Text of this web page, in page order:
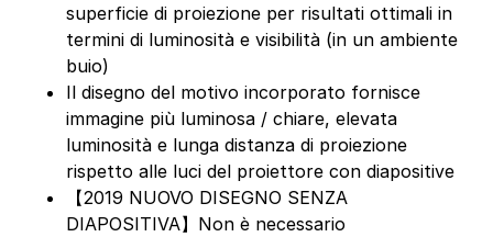
superficie di proiezione per risultati ottimali in
termini di luminosità e visibilità (in un ambiente
buio)
Il disegno del motivo incorporato fornisce
immagine più luminosa / chiare, elevata
luminosità e lunga distanza di proiezione
rispetto alle luci del proiettore con diapositive
【2019 NUOVO DISEGNO SENZA
DIAPOSITIVA】Non è necessario